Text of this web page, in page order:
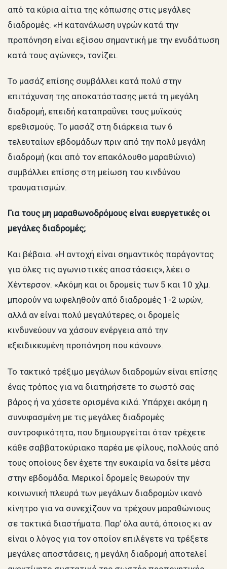
από τα κύρια αίτια της κόπωσης στις μεγάλες
διαδρομές. «Η κατανάλωση υγρών κατά την
προπόνηση είναι εξίσου σημαντική με την ενυδάτωση
κατά τους αγώνες», τονίζει.
Το μασάζ επίσης συμβάλλει κατά πολύ στην
επιτάχυνση της αποκατάστασης μετά τη μεγάλη
διαδρομή, επειδή καταπραΰνει τους μυϊκούς
ερεθισμούς. Το μασάζ στη διάρκεια των 6
τελευταίων εβδομάδων πριν από την πολύ μεγάλη
διαδρομή (και από τον επακόλουθο μαραθώνιο)
συμβάλλει επίσης στη μείωση του κινδύνου
τραυματισμών.
Για τους μη μαραθωνοδρόμους είναι ευεργετικές οι
μεγάλες διαδρομές;
Και βέβαια. «Η αντοχή είναι σημαντικός παράγοντας
για όλες τις αγωνιστικές αποστάσεις», λέει ο
Χέντερσον. «Ακόμη και οι δρομείς των 5 και 10 χλμ.
μπορούν να ωφεληθούν από διαδρομές 1-2 ωρών,
αλλά αν είναι πολύ μεγαλύτερες, οι δρομείς
κινδυνεύουν να χάσουν ενέργεια από την
εξειδικευμένη προπόνηση που κάνουν».
Το τακτικό τρέξιμο μεγάλων διαδρομών είναι επίσης
ένας τρόπος για να διατηρήσετε το σωστό σας
βάρος ή να χάσετε ορισμένα κιλά. Υπάρχει ακόμη η
συνυφασμένη με τις μεγάλες διαδρομές
συντροφικότητα, που δημιουργείται όταν τρέχετε
κάθε σαββατοκύριακο παρέα με φίλους, πολλούς από
τους οποίους δεν έχετε την ευκαιρία να δείτε μέσα
στην εβδομάδα. Μερικοί δρομείς θεωρούν την
κοινωνική πλευρά των μεγάλων διαδρομών ικανό
κίνητρο για να συνεχίζουν να τρέχουν μαραθώνιους
σε τακτικά διαστήματα. Παρ’ όλα αυτά, όποιος κι αν
είναι ο λόγος για τον οποίον επιλέγετε να τρέξετε
μεγάλες αποστάσεις, η μεγάλη διαδρομή αποτελεί